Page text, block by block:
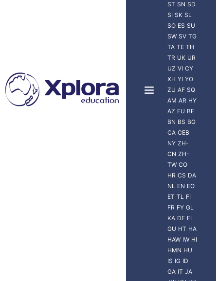
ST SN SD
SI SK SL
SO ES SU
SW SV TG
TA TE TH
TR UK UR
UZ VI CY
XH YI YO
ZU AF SQ
AM AR HY
AZ EU BE
BN BS BG
CA CEB
NY ZH-
CN ZH-
TW CO
HR CS DA
NL EN EO
ET TL FI
FR FY GL
KA DE EL
GU HT HA
HAW IW HI
HMN HU
IS IG ID
GA IT JA